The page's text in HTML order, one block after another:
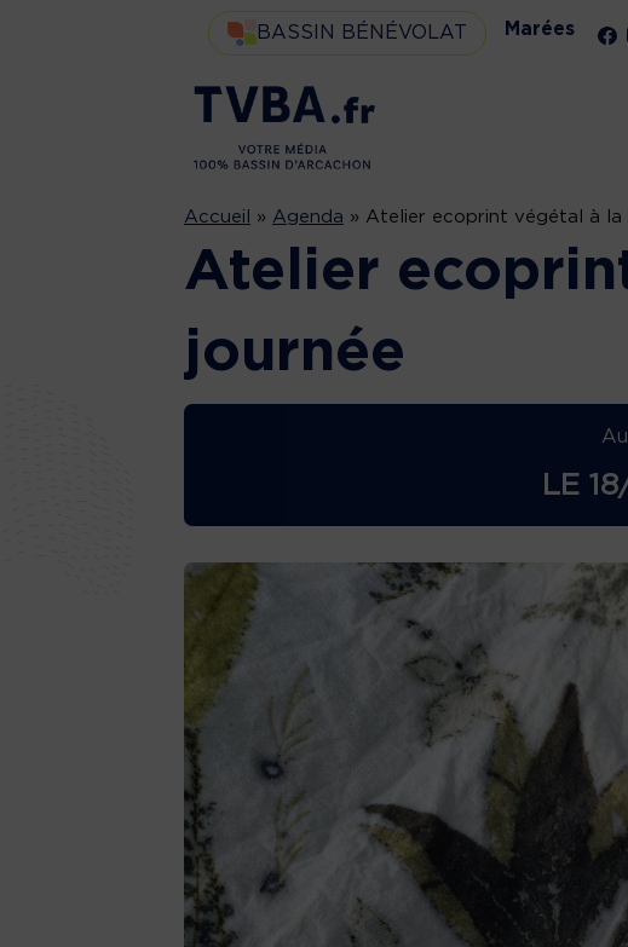
BASSIN BÉNÉVOLAT Marées
Accueil » Agenda » Atelier ecoprint végétal à la
Atelier
journée
LE